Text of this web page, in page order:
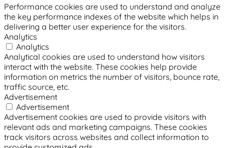
Performance cookies are used to understand and analyze
the key performance indexes of the website which helps in
delivering a better user experience for the visitors.
Analytics
Analytics
Analytical cookies are used to understand how visitors
interact with the website. These cookies help provide
information on metrics the number of visitors, bounce rate,
traffic source, etc.
Advertisement
Advertisement
Advertisement cookies are used to provide visitors with
relevant ads and marketing campaigns. These cookies
track visitors across websites and collect information to